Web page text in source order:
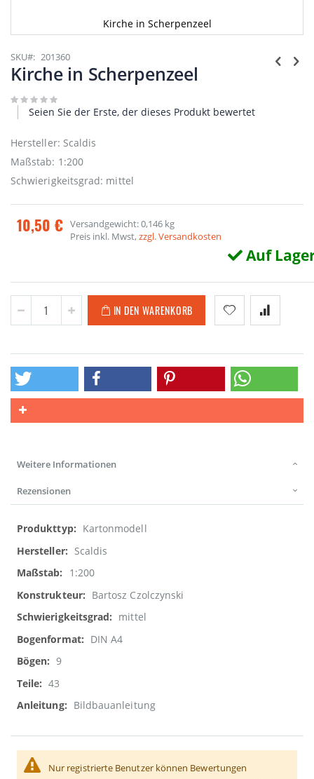
Kirche in Scherpenzeel
Anfang
der
Bildgalerie
SKU 201360
Kirche in Scherpenzeel
Seien Sie der Erste, der dieses Produkt bewertet
Hersteller: Scaldis
Maßstab: 1:200
Schwierigkeitsgrad: mittel
10,50 € Versandgewicht: 0,146 kg
Preis inkl. Mwst,zzgl. Versandkosten
Auf
IN DEN WARENKORB
Weitere Informationen
Rezensionen
Weitere
Informationen
Kartonmodell
Scaldis
1:200
Bartosz Czolczynski
mittel
DIN A4
9
43
Bildbauanleitung
Nur registrierte Benutzer können Bewertungen